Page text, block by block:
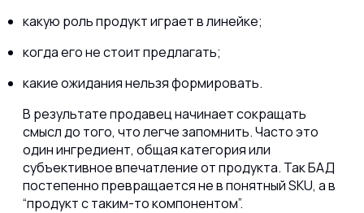
какую роль продукт играет в линейке;
когда его не стоит предлагать;
какие ожидания нельзя формировать.
В результате продавец начинает сокращать
смысл до того, что легче запомнить.Часто это
один ингредиент, общая категория или
субъективное впечатление от продукта. Так БАД
постепенно превращается не в понятный SKU, а в
“продукт с таким-то компонентом”.